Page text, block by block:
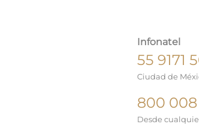
Infonatel
55 9171
Ciudad de
800
Desde